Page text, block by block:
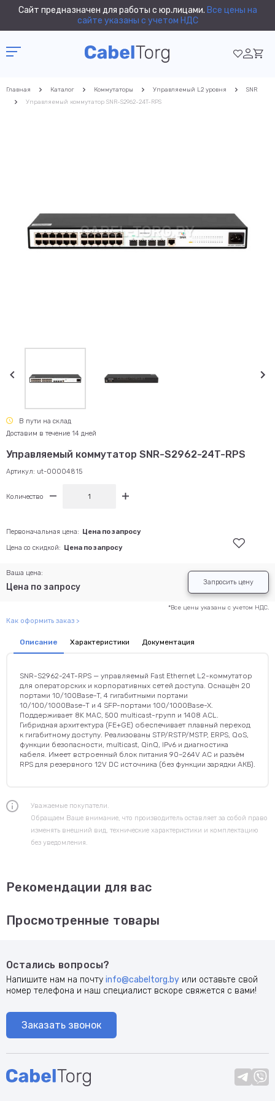
Сайт предназначен для работы с юр.лицами. Все цены на
сайте указаны с учетом НДС
Главная Каталог Коммутаторы Управляемый L2 уровня
SNR
Управляемый коммутатор SNR-S2962-24T-RPS
Управляемый коммутатор SNR-S2962-24T-RPS
Артикул: ut-00004815
В пути на склад
Доставим в течение 14 дней
Количество
Ваша цена:
Цена по запросу
Первоначальная цена: Цена по запросу
Цена со скидкой: Цена по запросу
*Все цены указаны с учетом НДС.
Запросить цену
Как оформить заказ >
Описание Характеристики Документация
SNR-S2962-24T-RPS — управляемый Fast Ethernet L2-коммутатор
для операторских и корпоративных сетей доступа. Оснащён 20
портами 10/100Base-T, 4 гигабитными портами
10/100/1000Base-T и 4 SFP-портами 100/1000Base-X.
Поддерживает 8K MAC, 500 multicast-групп и 1408 ACL.
Гибридная архитектура (FE+GE) обеспечивает плавный переход
к гигабитному доступу. Реализованы STP/RSTP/MSTP, ERPS, QoS,
функции безопасности, multicast, QinQ, IPv6 и диагностика
кабеля. Имеет встроенный блок питания 90–264V AC и разъём
RPS для резервного 12V DC источника (без функции зарядки АКБ).
Уважаемые покупатели.
Обращаем Ваше внимание, что производитель оставляет за собой право
изменять внешний вид, технические характеристики и комплектацию
без уведомления.
Рекомендации для вас
Просмотренные товары
Остались вопросы?
Напишите нам на почту info@cabeltorg.by или оставьте свой
номер телефона и наш специалист вскоре свяжется с вами!
Заказать звонок